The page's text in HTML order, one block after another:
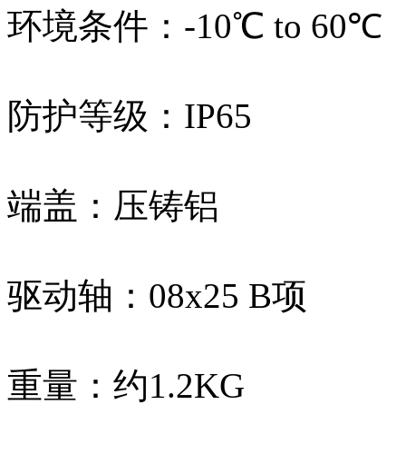
环境条件：-10℃ to 60℃
防护等级：IP65
端盖：压铸铝
驱动轴：08x25 B项
重量：约1.2KG